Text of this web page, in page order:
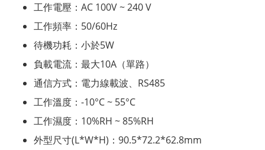
工作電壓：AC 100V ~ 240 V
工作頻率：50/60Hz
待機功耗：小於5W
負載電流：最大10A（單路）
通信方式：電力線載波、RS485
工作溫度：-10°C ~ 55°C
工作濕度：10%RH ~ 85%RH
外型尺寸(L*W*H)：90.5*72.2*62.8mm